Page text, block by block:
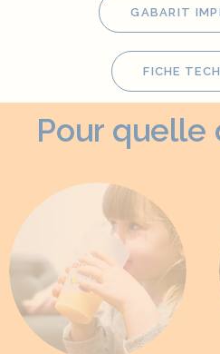
GABARIT
FICHE
Pour quelle